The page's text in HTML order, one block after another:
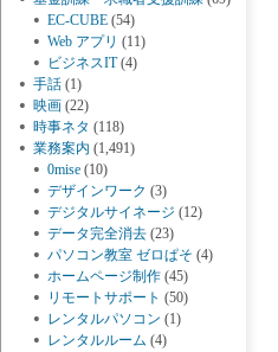
EC-CUBE (54)
Web アプリ (11)
ビジネスIT(4)
手話 (1)
映画 (22)
時事ネタ (118)
業務案内 (1,491)
0mise (10)
デザインワーク (3)
デジタルサイネージ (12)
データ完全消去 (23)
パソコン教室 ゼロぱそ (4)
ホームページ制作 (45)
リモートサポート (50)
レンタルパソコン (1)
レンタルルーム (4)